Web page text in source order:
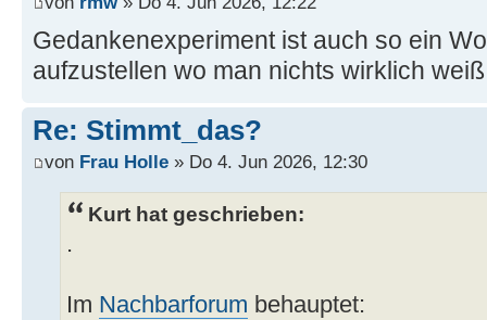
Gedankenexperiment ist auch so ein
aufzustellen wo man nichts wirklich
Re: Stimmt_das?
von Frau Holle » Do 4. Jun 2026, 12:30
Kurt hat geschrieben:
.
Im Nachbarforum behauptet: